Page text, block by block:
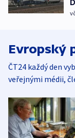
Evropský
ČT24 každý den
veřejnými médii,